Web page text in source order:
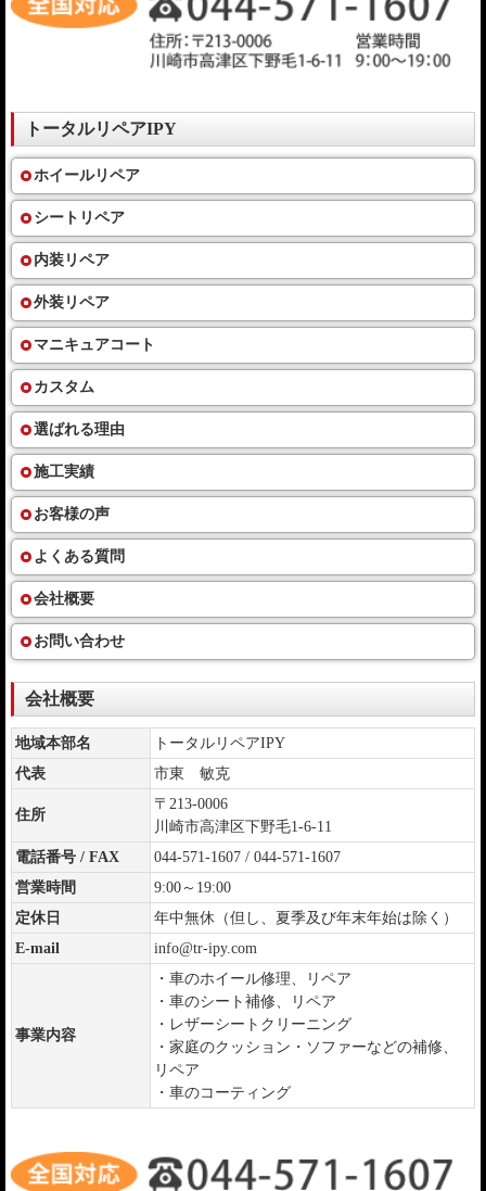
トータルリペアIPY
ホイールリペア
シートリペア
内装リペア
外装リペア
マニキュアコート
カスタム
選ばれる理由
施工実績
お客様の声
よくある質問
会社概要
お問い合わせ
会社概要
地域本部名
トータルリペアIPY
代表
市東 敏克
住所
〒213-0006
川崎市高津区下野毛1-6-11
電話番号 / FAX
044-571-1607 / 044-571-1607
営業時間
9:00～19:00
定休日
年中無休（但し、夏季及び年末年始は除く）
E-mail
info@tr-ipy.com
事業内容
・車のホイール修理、リペア
・車のシート補修、リペア
・レザーシートクリーニング
・家庭のクッション・ソファーなどの補修、
リペア
・車のコーティング